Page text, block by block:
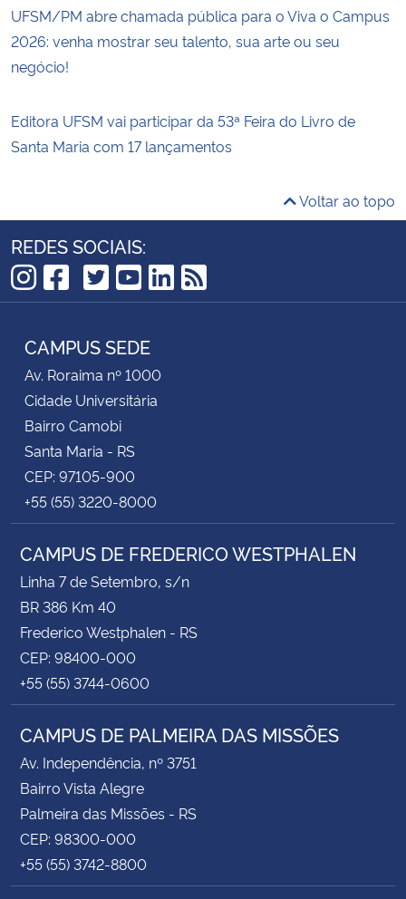
UFSM/PM abre chamada pública para o Viva o Campus
2026: venha mostrar seu talento, sua arte ou seu
negócio!
Editora UFSM vai participar da 53ª Feira do Livro de
Santa Maria com 17 lançamentos
Voltar ao topo
REDES SOCIAIS:
Instagram
Facebook
TikTok
Twitter
YouTube
LinkedIn
RSS
CAMPUS SEDE
Av. Roraima nº 1000
Cidade Universitária
Bairro Camobi
Santa Maria - RS
CEP: 97105-900
+55 (55) 3220-8000
CAMPUS DE FREDERICO WESTPHALEN
Linha 7 de Setembro, s/n
BR 386 Km 40
Frederico Westphalen - RS
CEP: 98400-000
+55 (55) 3744-0600
CAMPUS DE PALMEIRA DAS MISSÕES
Av. Independência, nº 3751
Bairro Vista Alegre
Palmeira das Missões - RS
CEP: 98300-000
+55 (55) 3742-8800